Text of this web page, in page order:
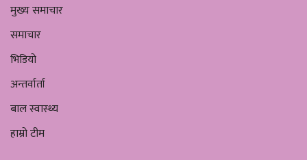
मुख्य समाचार
समाचार
भिडियो
अन्तर्वार्ता
बाल स्वास्थ्य
हाम्रो टीम